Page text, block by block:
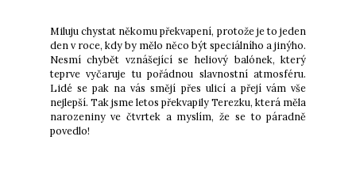
Miluju chystat někomu překvapení, protože je to jeden
den v roce, kdy by mělo něco být speciálního a jinýho.
Nesmí chybět vznášející se heliový balónek, který
teprve vyčaruje tu pořádnou slavnostní atmosféru.
Lidé se pak na vás smějí přes ulicí a přejí vám vše
nejlepší. Tak jsme letos překvapily Terezku, která měla
narozeniny ve čtvrtek a myslím, že se to páradně
povedlo!